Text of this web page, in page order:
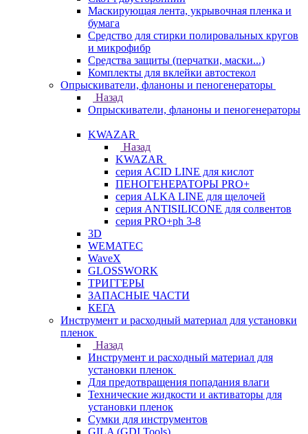
Маскирующая лента, укрывочная пленка и
бумага
Средство для стирки полировальных кругов
и микрофибр
Средства защиты (перчатки, маски...)
Комплекты для вклейки автостекол
Опрыскиватели, фланоны и пеногенераторы
Назад
Опрыскиватели, фланоны и пеногенераторы
KWAZAR
Назад
KWAZAR
серия ACID LINE для кислот
ПЕНОГЕНЕРАТОРЫ PRO+
серия ALKA LINE для щелочей
серия ANTISILICONE для солвентов
серия PRO+ph 3-8
3D
WEMATEC
WaveX
GLOSSWORK
ТРИГГЕРЫ
ЗАПАСНЫЕ ЧАСТИ
КЕГА
Инструмент и расходный материал для установки
пленок
Назад
Инструмент и расходный материал для
установки пленок
Для предотвращения попадания влаги
Технические жидкости и активаторы для
установки пленок
Сумки для инструментов
GILA (GDI Tools)